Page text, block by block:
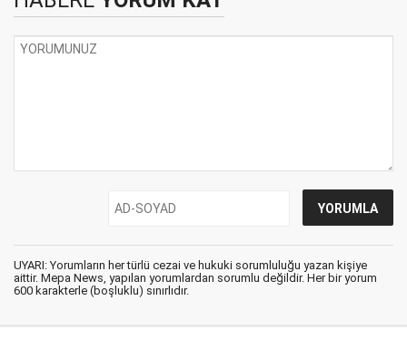
UYARI: Yorumların her türlü cezai ve hukuki sorumluluğu yazan kişiye
aittir. Mepa News, yapılan yorumlardan sorumlu değildir. Her bir yorum
600 karakterle (boşluklu) sınırlıdır.